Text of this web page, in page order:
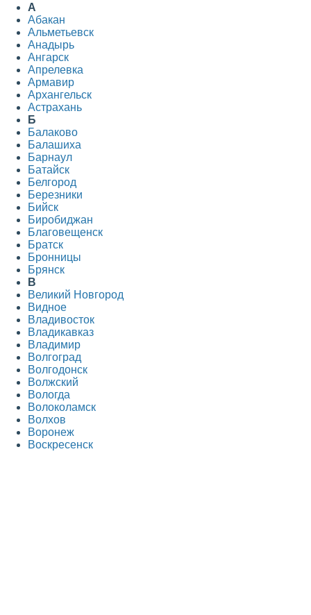
А
Абакан
Альметьевск
Анадырь
Ангарск
Апрелевка
Армавир
Архангельск
Астрахань
Б
Балаково
Балашиха
Барнаул
Батайск
Белгород
Березники
Бийск
Биробиджан
Благовещенск
Братск
Бронницы
Брянск
В
Великий Новгород
Видное
Владивосток
Владикавказ
Владимир
Волгоград
Волгодонск
Волжский
Вологда
Волоколамск
Волхов
Воронеж
Воскресенск